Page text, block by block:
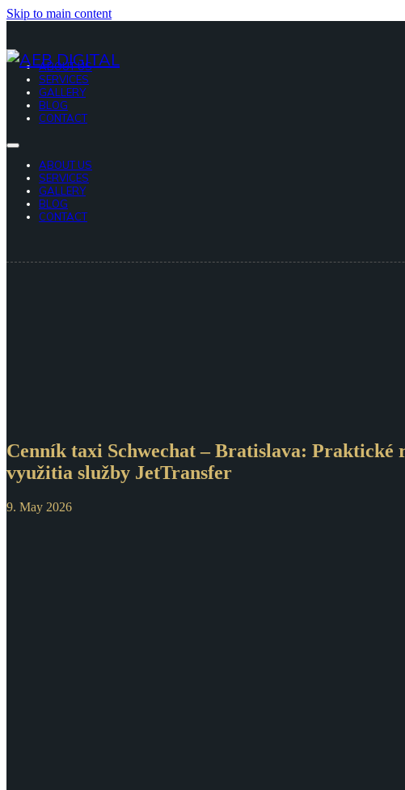
Skip to main content
ABOUT US
SERVICES
GALLERY
BLOG
CONTACT
ABOUT US
SERVICES
GALLERY
BLOG
CONTACT
Cenník taxi Schwechat – Bratislava: Praktické
využitia služby JetTransfer
9. May 2026